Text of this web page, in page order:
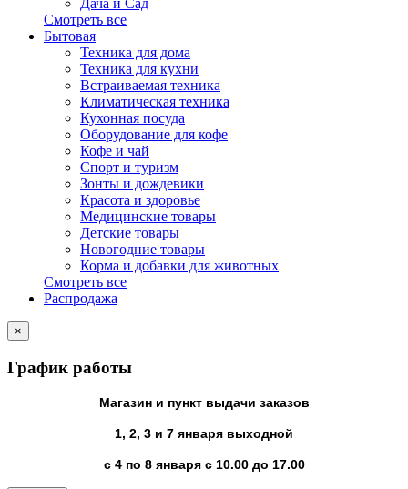
Дача и Сад
Смотреть все
Бытовая
Техника для дома
Техника для кухни
Встраиваемая техника
Климатическая техника
Кухонная посуда
Оборудование для кофе
Кофе и чай
Спорт и туризм
Зонты и дождевики
Красота и здоровье
Медицинские товары
Детские товары
Новогодние товары
Корма и добавки для животных
Смотреть все
Распродажа
×
График работы
Магазин и пункт выдачи заказов
1, 2, 3 и 7 января выходной
с 4 по 8 января с 10.00 до 17.00